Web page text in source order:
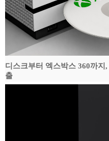
디스크부터 엑스박스 360까
출